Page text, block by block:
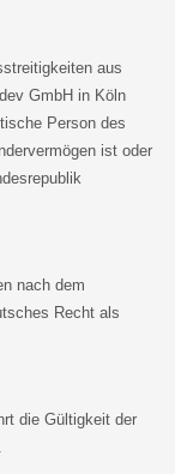
aus
GmbH in Köln
Person des
ist oder
nach dem
Recht als
die Gültigkeit der